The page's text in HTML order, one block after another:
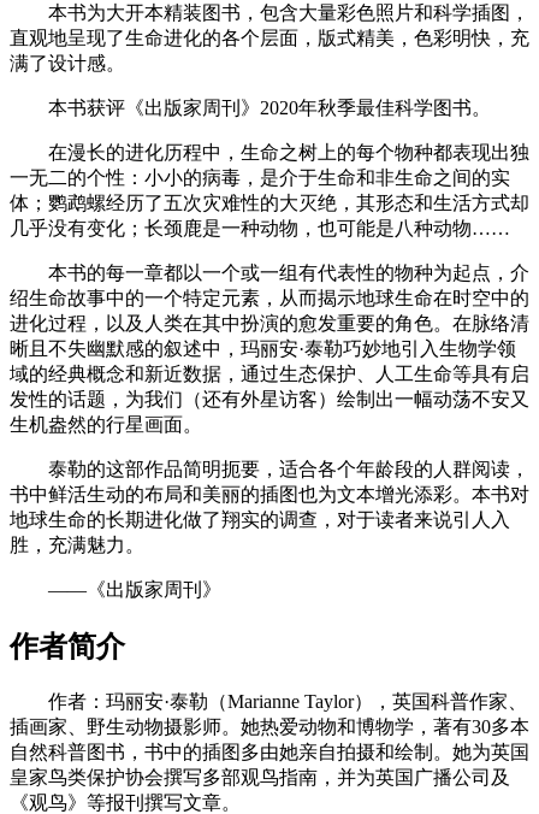
本书为大开本精装图书，包含大量彩色照片和科学插图，
直观地呈现了生命进化的各个层面，版式精美，色彩明快，充
满了设计感。
本书获评《出版家周刊》2020年秋季最佳科学图书。
在漫长的进化历程中，生命之树上的每个物种都表现出独
一无二的个性：小小的病毒，是介于生命和非生命之间的实
体；鹦鹉螺经历了五次灾难性的大灭绝，其形态和生活方式却
几乎没有变化；长颈鹿是一种动物，也可能是八种动物……
本书的每一章都以一个或一组有代表性的物种为起点，介
绍生命故事中的一个特定元素，从而揭示地球生命在时空中的
进化过程，以及人类在其中扮演的愈发重要的角色。在脉络清
晰且不失幽默感的叙述中，玛丽安·泰勒巧妙地引入生物学领
域的经典概念和新近数据，通过生态保护、人工生命等具有启
发性的话题，为我们（还有外星访客）绘制出一幅动荡不安又
生机盎然的行星画面。
泰勒的这部作品简明扼要，适合各个年龄段的人群阅读，
书中鲜活生动的布局和美丽的插图也为文本增光添彩。本书对
地球生命的长期进化做了翔实的调查，对于读者来说引人入
胜，充满魅力。
——《出版家周刊》
作者简介
作者：玛丽安·泰勒（Marianne Taylor），英国科普作家、
插画家、野生动物摄影师。她热爱动物和博物学，著有30多本
自然科普图书，书中的插图多由她亲自拍摄和绘制。她为英国
皇家鸟类保护协会撰写多部观鸟指南，并为英国广播公司及
《观鸟》等报刊撰写文章。